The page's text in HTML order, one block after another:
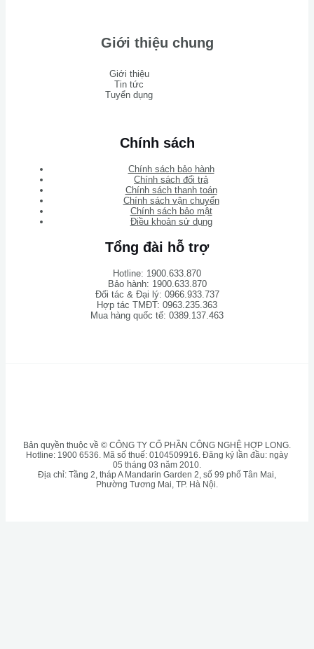
Giới thiệu chung
Giới thiệu
Tin tức
Tuyển dụng
Chính sách
Chính sách bảo hành
Chính sách đổi trả
Chính sách thanh toán
Chính sách vận chuyển
Chính sách bảo mật
Điều khoản sử dụng
Tổng đài hỗ trợ
Hotline: 1900.633.870
Bảo hành: 1900.633.870
Đối tác & Đại lý: 0966.933.737
Hợp tác TMĐT: 0963.235.363
Mua hàng quốc tế: 0389.137.463
Bản quyền thuộc về © CÔNG TY CỔ PHẦN CÔNG NGHỆ HỢP LONG.
Hotline: 1900 6536. Mã số thuế: 0104509916. Đăng ký lần đầu: ngày
05 tháng 03 năm 2010.
Địa chỉ: Tầng 2, tháp A Mandarin Garden 2, số 99 phố Tân Mai,
Phường Tương Mai, TP. Hà Nội.